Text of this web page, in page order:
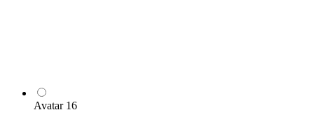
Avatar 16